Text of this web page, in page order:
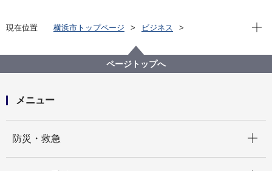
現在位置 横浜市トップページ
ビジネス
給水管（給水装置）の災害対策について
現在
ページトップへ
メニュー
防災・救急